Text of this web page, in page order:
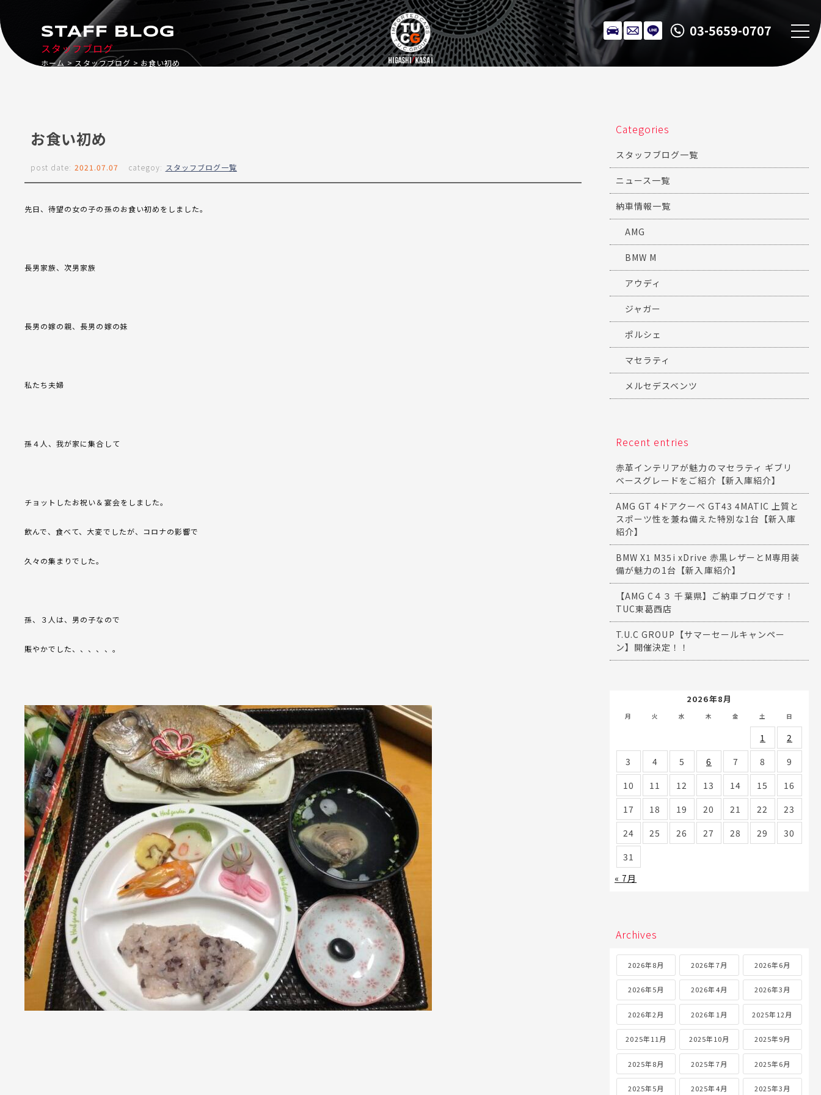
03-5659-0707
スタッフブログ
STAFF BLOG
ホーム スタッフブログ お食い初め
お食い初め
post date: 2021.07.07 categoy: スタッフブログ一覧
先日、待望の女の子の孫のお食い初めをしました。
長男家族、次男家族
長男の嫁の親、長男の嫁の妹
私たち夫婦
孫４人、我が家に集合して
チョットしたお祝い＆宴会をしました。
飲んで、食べて、大変でしたが、コロナの影響で
久々の集まりでした。
孫、３人は、男の子なので
賑やかでした、、、、、。
Categories
スタッフブログ一覧
ニュース一覧
納車情報一覧
AMG
BMW M
アウディ
ジャガー
ポルシェ
マセラティ
メルセデスベンツ
Recent entries
赤革インテリアが魅力のマセラティ ギブリ
ベースグレードをご紹介【新入庫紹介】
AMG GT 4ドアクーペ GT43 4MATIC 上質と
スポーツ性を兼ね備えた特別な1台【新入庫
紹介】
BMW X1 M35i xDrive 赤黒レザーとM専用装
備が魅力の1台【新入庫紹介】
【AMG C４３ 千葉県】ご納車ブログです！
TUC東葛西店
T.U.C GROUP【サマーセールキャンペー
ン】開催決定！！
2026年8月
月 火 水 木 金 土 日
1
2
3
4 5 6 7 8
9
10
11 12 13 14 15
16
17
18 19 20 21 22
23
24
25 26 27 28 29
30
31
« 7月
Archives
2026年8月 2026年7月 2026年6月
2026年5月 2026年4月 2026年3月
2026年2月 2026年1月 2025年12月
2025年11月 2025年10月 2025年9月
2025年8月 2025年7月 2025年6月
2025年5月 2025年4月 2025年3月